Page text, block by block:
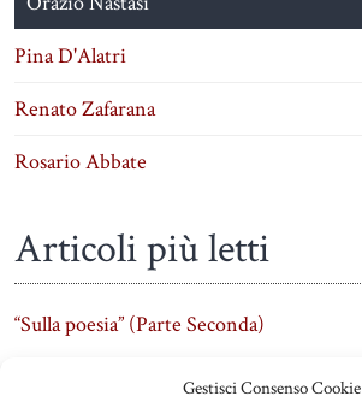
Gestisci Consenso Cookie
Pina D'Alatri
Renato Zafarana
Rosario Abbate
Articoli più letti
“Sulla poesia” (Parte Seconda)